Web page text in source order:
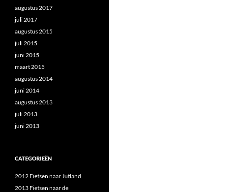
augustus 2017
juli 2017
augustus 2015
juli 2015
juni 2015
maart 2015
augustus 2014
juni 2014
augustus 2013
juli 2013
juni 2013
CATEGORIEËN
2012 Fietsen naar Jutland
2013 Fietsen naar de